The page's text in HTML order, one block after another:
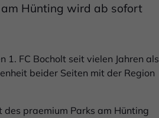
am Hünting wird ab sofort
FC Bocholt seit vielen Jahren als
beider Seiten mit der Region
praemium Parks am Hünting